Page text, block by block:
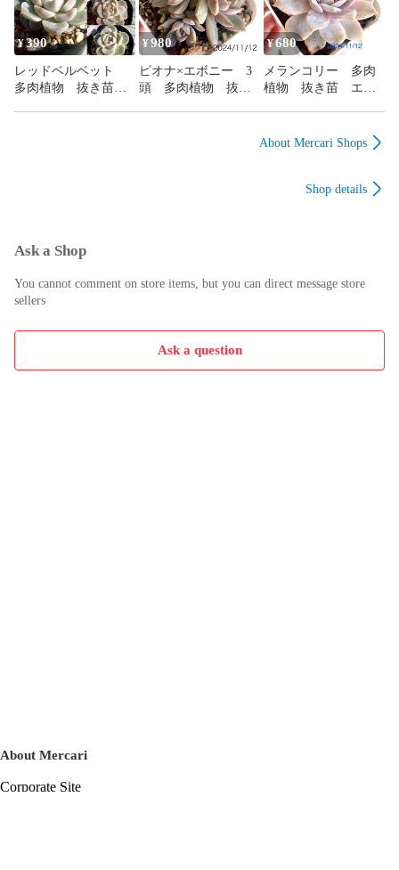
¥390
レッドベルベット
多肉植物 抜き苗
¥980
ピオナ×エボニー 3
頭 多肉植物 抜き
¥680
メランコリー 多肉
植物 抜き苗 エケ
About Mercari Shops
Shop details
Ask a Shop
You cannot comment on store items, but you can direct message store
sellers
Ask a question
About Mercari
Corporate Site